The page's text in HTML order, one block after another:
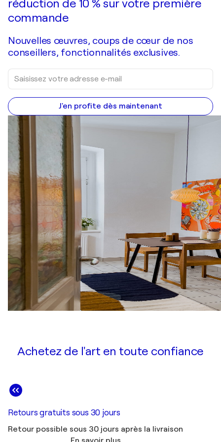
réduction de 10 % sur votre première
commande
Nouvelles œuvres, coups de cœur de nos
conseillers, fonctionnalités exclusives.
J'en profite dès maintenant
Achetez de l'art en toute confiance
Retours gratuits sous 30 jours
Retour possible sous 30 jours après la livraison